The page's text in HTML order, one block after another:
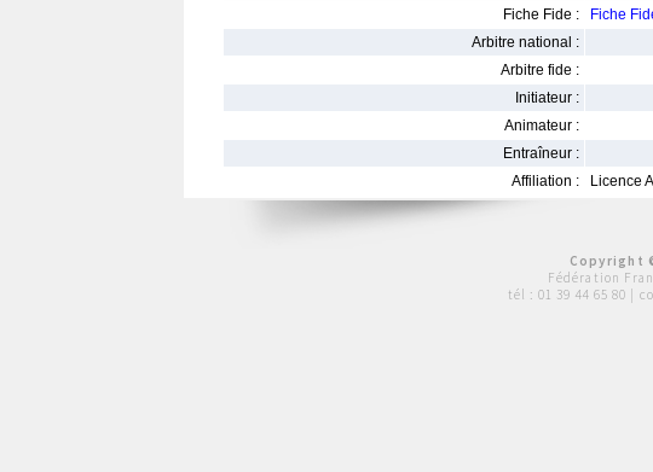
Fiche Fide :
Fiche
Arbitre national :
Arbitre fide :
Initiateur :
Animateur :
Entraîneur :
Affiliation :
Licence
Copyright
Fédération
tél : 01 39 44 65 80 |